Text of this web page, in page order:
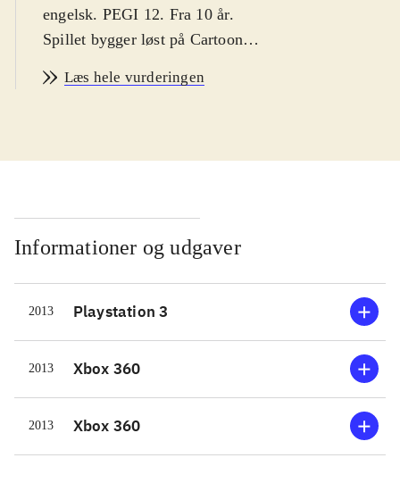
engelsk. PEGI 12. Fra 10 år.
Spillet bygger løst på Cartoon
navn. Handlingen udspiller sig
ukendte helte er i gang med en
har fx Batman og Superman. En
videnskabskvinde forsvinder under
en ekspedition, og det er Young
Justices opgave at finde hende. Et
ungt team af superhelte-aspiranter
samles, undersøger sagen og snart er
de blandet ind i en længere række
Læs hele vurderingen
Informationer og udgaver
2013 Playstation 3
2013 Xbox 360
2013 Xbox 360